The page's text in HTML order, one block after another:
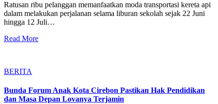
Ratusan ribu pelanggan memanfaatkan moda transportasi kereta api
dalam melakukan perjalanan selama liburan sekolah sejak 22 Juni
hingga 12 Juli…
Read More
BERITA
Bunda Forum Anak Kota Cirebon Pastikan Hak Pendidikan
dan Masa Depan Lovanya Terjamin